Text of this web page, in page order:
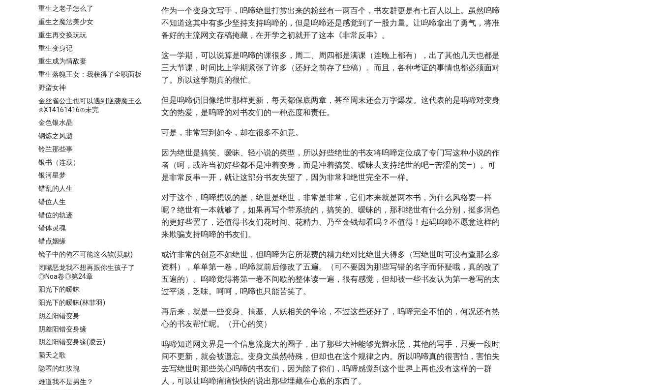
重生之老子怎么了
重生之魔法美少女
重生再交换玩玩
重生变身记
重生成为情敌妻
重生落魄王女：我获得了全职面板
野蛮女神
金丝雀公主也可以遇到逆袭魔王么
⊙X14161416⊙未完
金色银水晶
钢炼之风逝
铃兰那些事
银书（连载）
银河星梦
错乱的人生
错位人生
错位的轨迹
错体灵魂
错点姻缘
镜子中的俺不可能这么软(莫默)
闭嘴恶龙我不想再跟你生孩子了
◎Noa卷◎第24章
阳光下的暧昧
阳光下的暧昧(林菲羽)
阴差阳错变身
阴差阳错变身缘
阴差阳错变身缘(凌云)
陨天之歌
隐匿的红玫瑰
难道我不是男生？
作为一个变身文写手，呜啼绝世打赏出来的粉丝有一两百个，书友群更是有七百人以上。虽然呜啼
不知道这其中有多少坚持支持呜啼的，但是呜啼还是感觉到了一股力量。让呜啼拿出了勇气，将准
备好的主流网文存稿掩藏，在开学之初就开了这本《非常反串》。
这一学期，可以说算是呜啼的课很多，周二、周四都是满课（连晚上都有），出了其他几天也都是
三大节课，时间比上学期紧张了许多（还好之前存了些稿）。而且，各种考证的事情也都必须面对
了。所以这学期真的很忙。
但是呜啼仍旧像绝世那样更新，每天都保底两章，甚至周末还会万字爆发。这代表的是呜啼对变身
文的热爱，是呜啼的对书友们的一种态度和责任。
可是，非常写到如今，却在很多不如意。
因为绝世是搞笑、暧昧、轻小说的类型，所以好些绝世的书友将呜啼定位成了专门写这种小说的作
者（呵，或许当初好些都不是冲着变身，而是冲着搞笑、暧昧去支持绝世的吧—苦涩的笑—）。可
是非常反串一开，就让这部分书友失望了，因为非常和绝世完全不一样。
对于这个，呜啼想说的是，绝世是绝世，非常是非常，它们本来就是两本书，为什么风格要一样
呢？绝世有一本就够了，如果再写个带系统的，搞笑的、暧昧的，那和绝世有什么分别，挺多润色
的更好些罢了，还值得书友们花时间、花精力、乃至金钱却看吗？不值得！起码呜啼不愿意这样的
来欺骗支持呜啼的书友们。
或许非常的创意不如绝世，但呜啼为它所花费的精力绝对比绝世大得多（写绝世时可没有查那么多
资料），单单第一卷，呜啼就前后修改了五遍。（可不要因为那些写错的名字而怀疑哦，真的改了
五遍的）。呜啼觉得将第一卷不间歇的整体读一遍，很有感觉，但却被一些书友认为第一卷写的太
过平淡，乏味。呵呵，呜啼也只能苦笑了。
再后来，就是一些变身、搞基、人妖相关的争论，不过这些还好了，呜啼完全不怕的，何况还有热
心的书友帮忙呢。（开心的笑）
呜啼知道网文界是一个信息流庞大的圈子，出了那些大神能够光辉永照，其他的写手，只要一段时
间不更新，就会被遗忘。变身文虽然特殊，但却也在这个规律之内。所以呜啼真的很害怕，害怕失
去写绝世时那些关心呜啼的书友们，因为除了你们，呜啼感觉到这个世界上再也没有这样的一群
人，可以让呜啼痛痛快快的说出那些埋藏在心底的东西了。